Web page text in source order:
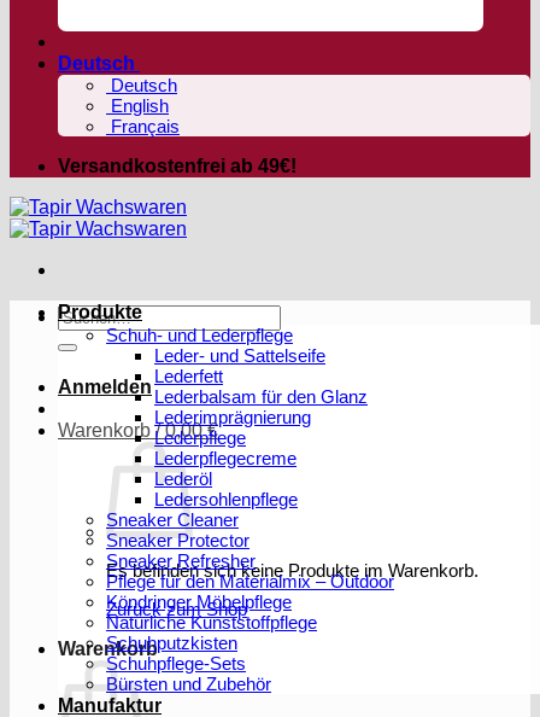
Deutsch
Deutsch
English
Français
Versandkostenfrei ab 49€!
Suchen
nach:
Anmelden
Warenkorb /0,00€
Es befinden sich keine Produkte im Warenkorb.
Zurück zum Shop
Warenkorb
Produkte
Schuh- und Lederpflege
Leder- und Sattelseife
Lederfett
Lederbalsam für den Glanz
Lederimprägnierung
Lederpflege
Lederpflegecreme
Lederöl
Ledersohlenpflege
Sneaker Cleaner
Sneaker Protector
Sneaker Refresher
Pflege für den Materialmix – Outdoor
Köndringer Möbelpflege
Natürliche Kunststoffpflege
Schuhputzkisten
Schuhpflege-Sets
Bürsten und Zubehör
Manufaktur